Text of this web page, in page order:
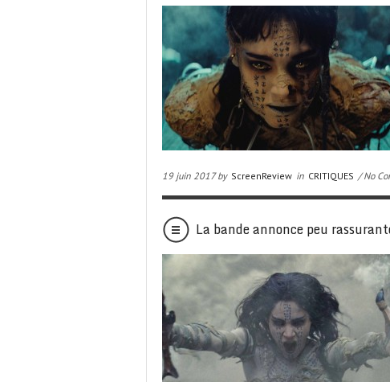
19 juin 2017 by ScreenReview in CRITIQUES / No
La bande annonce peu